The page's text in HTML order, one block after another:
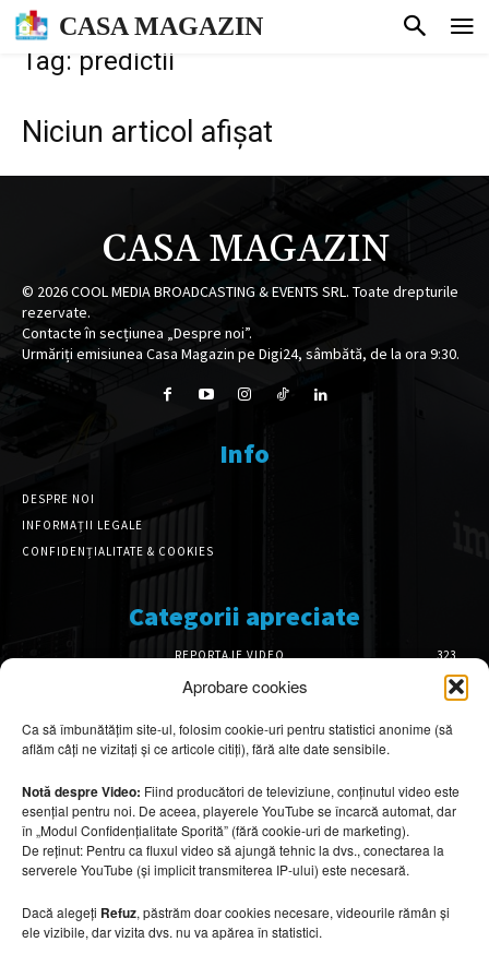
Aprobare cookies
Ca să îmbunătățim site-ul, folosim cookie-uri pentru statistici anonime (să
aflăm câți ne vizitați și ce articole citiți), fără alte date sensibile.
Notă despre Video: Fiind producători de televiziune, conținutul video este
esențial pentru noi. De aceea, playerele YouTube se încarcă automat, dar
în „Modul Confidențialitate Sporită” (fără cookie-uri de marketing).
De reținut: Pentru ca fluxul video să ajungă tehnic la dvs., conectarea la
serverele YouTube (și implicit transmiterea IP-ului) este necesară.
Dacă alegeți Refuz, păstrăm doar cookies necesare, videourile rămân și
ele vizibile, dar vizita dvs. nu va apărea în statistici.
CASA MAGAZIN
Tag: predictii
Niciun articol afișat
CASA MAGAZIN
© 2026COOL MEDIA BROADCASTING & EVENTS SRL. Toate drepturile
rezervate.
Contacte în secțiunea „Despre noi”.
Urmăriți emisiunea Casa Magazin pe Digi24, sâmbătă, de la ora 9:30.
Info
DESPRE NOI
INFORMAȚII LEGALE
CONFIDENȚIALITATE & COOKIES
Categorii apreciate
REPORTAJE VIDEO
323
AMENAJĂRI INTERIOARE
126
DESIGN INTERIOR
64
ARHITECTURĂ & DESIGN
OPINII & ANALIZE
43
Articole recomandate
Cele mai impresionante cabane moderne
7 august 2026